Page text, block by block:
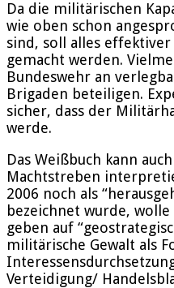
Da die militärischen
wie oben schon
sind, soll alles
gemacht werden.
Bundeswehr an
Brigaden beteiligen.
sicher, dass der
werde.
Das Weißbuch kann
Machtstreben
2006 noch als
bezeichnet wurde,
geben auf
militärische Gewalt als
Verteidigung/